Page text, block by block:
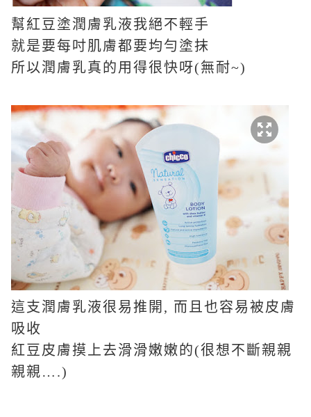
幫紅豆塗潤膚乳液我絕不輕手
就是要每吋肌膚都要均勻塗抹
所以潤膚乳真的用得很快呀(無耐~)
這支潤膚乳液很易推開 , 而且也容易被皮膚
吸收
紅豆皮膚摸上去滑滑嫩嫩的(很想不斷親親
親親….)